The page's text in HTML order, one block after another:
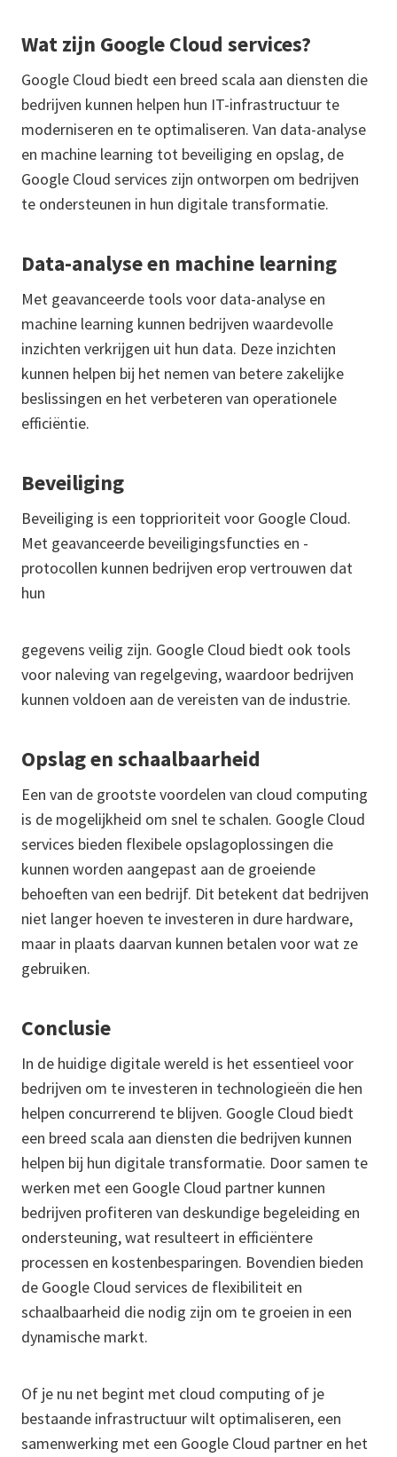
Wat zijn Google Cloud services?
Google Cloud biedt een breed scala aan diensten die
bedrijven kunnen helpen hun IT-infrastructuur te
moderniseren en te optimaliseren. Van data-analyse
en machine learning tot beveiliging en opslag, de
Google Cloud services zijn ontworpen om bedrijven
te ondersteunen in hun digitale transformatie.
Data-analyse en machine learning
Met geavanceerde tools voor data-analyse en
machine learning kunnen bedrijven waardevolle
inzichten verkrijgen uit hun data. Deze inzichten
kunnen helpen bij het nemen van betere zakelijke
beslissingen en het verbeteren van operationele
efficiëntie.
Beveiliging
Beveiliging is een topprioriteit voor Google Cloud.
Met geavanceerde beveiligingsfuncties en -
protocollen kunnen bedrijven erop vertrouwen dat
hun
gegevens veilig zijn. Google Cloud biedt ook tools
voor naleving van regelgeving, waardoor bedrijven
kunnen voldoen aan de vereisten van de industrie.
Opslag en schaalbaarheid
Een van de grootste voordelen van cloud computing
is de mogelijkheid om snel te schalen. Google Cloud
services bieden flexibele opslagoplossingen die
kunnen worden aangepast aan de groeiende
behoeften van een bedrijf. Dit betekent dat bedrijven
niet langer hoeven te investeren in dure hardware,
maar in plaats daarvan kunnen betalen voor wat ze
gebruiken.
Conclusie
In de huidige digitale wereld is het essentieel voor
bedrijven om te investeren in technologieën die hen
helpen concurrerend te blijven. Google Cloud biedt
een breed scala aan diensten die bedrijven kunnen
helpen bij hun digitale transformatie. Door samen te
werken met een Google Cloud partner kunnen
bedrijven profiteren van deskundige begeleiding en
ondersteuning, wat resulteert in efficiëntere
processen en kostenbesparingen. Bovendien bieden
de Google Cloud services de flexibiliteit en
schaalbaarheid die nodig zijn om te groeien in een
dynamische markt.
Of je nu net begint met cloud computing of je
bestaande infrastructuur wilt optimaliseren, een
samenwerking met een Google Cloud partner en het